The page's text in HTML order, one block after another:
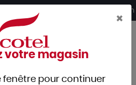
HT d’achat et retrait 2h en magasin
×
votre magasin
fenêtre pour continuer
cookies